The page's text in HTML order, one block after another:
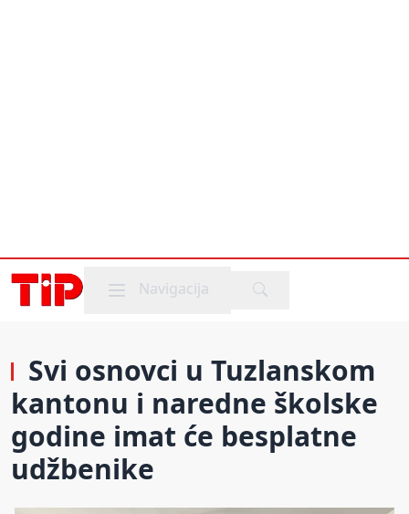
Mobile menu
Navigacija
Svi osnovci u Tuzlanskom
kantonu i naredne školske
godine imat će besplatne
udžbenike